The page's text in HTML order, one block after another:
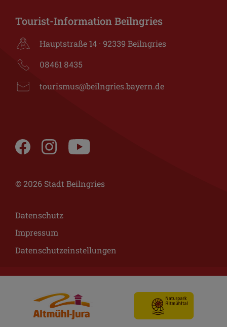
Tourist-Information Beilngries
Hauptstraße 14 · 92339 Beilngries
08461 8435
tourismus@beilngries.bayern.de
© 2026 Stadt Beilngries
Datenschutz
Impressum
Datenschutzeinstellungen